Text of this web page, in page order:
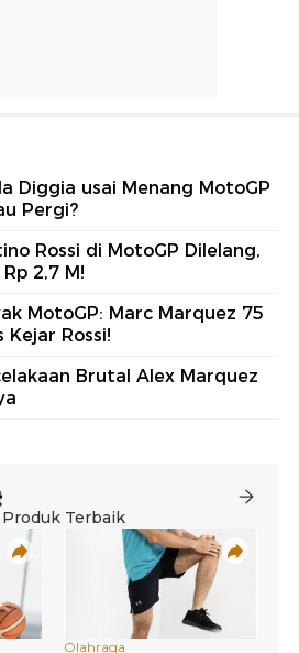
Diggia usai Menang MotoGP
Pergi?
Rossi di MotoGP Dilelang,
2,7 M!
MotoGP: Marc Marquez 75
Kejar Rossi!
Brutal Alex Marquez